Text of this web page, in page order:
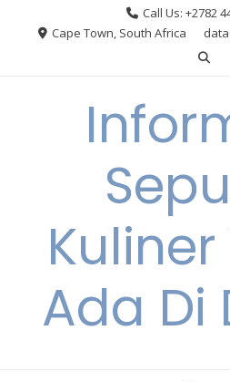
Call Us: +2782
Cape Town, South Africa
Ada Di